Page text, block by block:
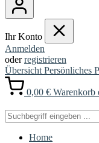
Ihr Konto
Anmelden
oderregistrieren
Übersicht Persönliches
0,00 € Warenkorb
Home